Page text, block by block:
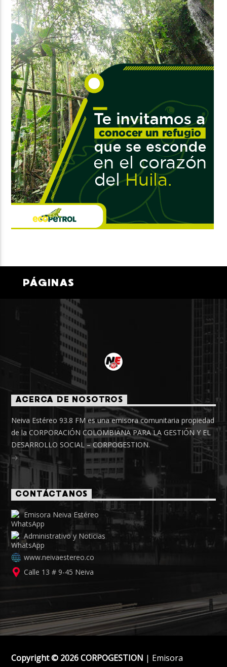
PÁGINAS
ACERCA DE NOSOTROS
Neiva Estéreo 93.8 FM es una emisora comunitaria propiedad
de la CORPORACIÓN COLOMBIANA PARA LA GESTIÓN Y EL
DESARROLLO SOCIAL – CORPOGESTION.
CONTÁCTANOS
Emisora Neiva Estéreo
Administrativo y Noticias
www.neivaestereo.co
Calle 13 # 9-45 Neiva
Copyright © 2026 CORPOGESTION | Emisora